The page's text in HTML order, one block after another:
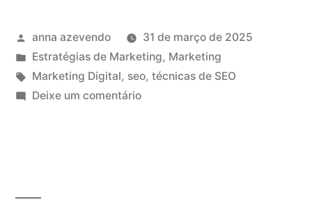
anna azevendo
31 de março de 2025
Estratégias de Marketing, Marketing
Marketing Digital, seo, técnicas de SEO
Deixe um comentário